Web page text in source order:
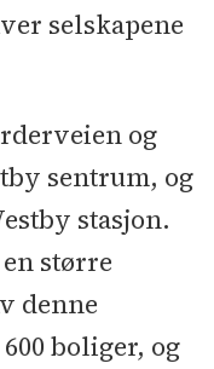
selskapene
og
sentrum, og
stasjon.
større
denne
boliger, og